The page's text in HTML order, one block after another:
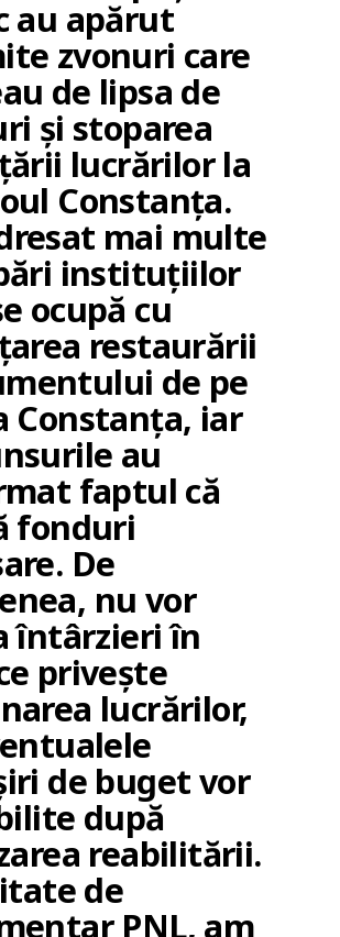
au apărut
zvonuri care
de lipsa de
și stoparea
lucrărilor la
Constanța.
mai multe
instituțiilor
ocupă cu
restaurării
de pe
Constanța, iar
au
faptul că
fonduri
De
nu vor
întârzieri în
privește
lucrărilor,
de buget vor
după
reabilitării.
de
PNL, am